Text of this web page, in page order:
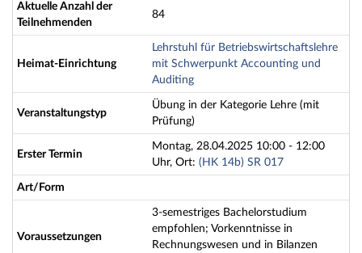
Aktuelle Anzahl der
Teilnehmenden
84
Heimat-Einrichtung
Lehrstuhl für Betriebswirtschaftslehre
mit Schwerpunkt Accounting und
Auditing
Veranstaltungstyp
Übung in der Kategorie Lehre (mit
Prüfung)
Erster Termin
Montag, 28.04.2025 10:00 - 12:00
Uhr, Ort: (HK 14b) SR 017
Art/Form
Voraussetzungen
3-semestriges Bachelorstudium
empfohlen; Vorkenntnisse in
Rechnungswesen und in Bilanzen